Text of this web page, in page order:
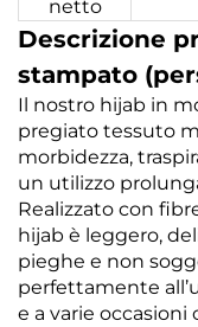
netto
Descrizione
stampato
Il nostro hijab in
pregiato tessuto
morbidezza,
un utilizzo
Realizzato con
hijab è leggero,
pieghe e non
perfettamente
e a varie